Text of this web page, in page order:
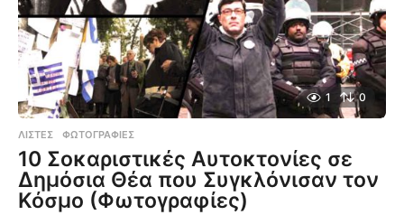
1 0
ΛΊΣΤΕΣ ,ΦΩΤΟΓΡΑΦΊΕΣ
10 Σοκαριστικές Αυτοκτονίες σε
Δημόσια Θέα που Συγκλόνισαν τον
Κόσμο (Φωτογραφίες)